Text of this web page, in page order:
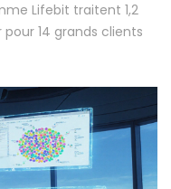
Lifebit traitent 1,2
14 grands clients